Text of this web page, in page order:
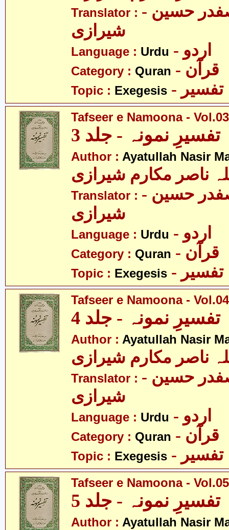
Translator : - مولانا سید صفدر حسین
شیرازی
Language : Urdu - اردو
Category : Quran - قرآن
Topic : Exegesis - تفسیر
Tafseer e Namoona - Vol.03
تفسیرِ نمونہ - جلد 3
Author : Ayatullah Nasir
ناصر مکارم شیرازی
Translator : - مولانا سید صفدر حسین
شیرازی
Language : Urdu - اردو
Category : Quran - قرآن
Topic : Exegesis - تفسیر
Tafseer e Namoona - Vol.04
تفسیرِ نمونہ - جلد 4
Author : Ayatullah Nasir
ناصر مکارم شیرازی
Translator : - مولانا سید صفدر حسین
شیرازی
Language : Urdu - اردو
Category : Quran - قرآن
Topic : Exegesis - تفسیر
Tafseer e Namoona - Vol.05
تفسیرِ نمونہ - جلد 5
Author : Ayatullah Nasir